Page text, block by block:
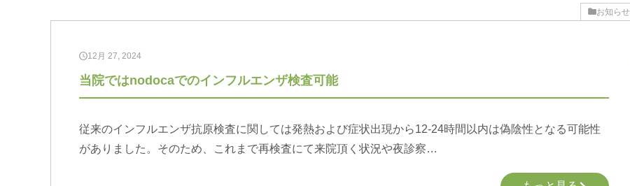
お知らせ
12月 27, 2024
当院ではnodocaでのインフルエンザ検査可能
従来のインフルエンザ抗原検査に関しては発熱および症状出現から12-24時間以内は偽陰性となる可能性
がありました。そのため、これまで再検査にて来院頂く状況や夜診察…